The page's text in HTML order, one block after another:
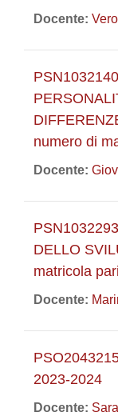
Docente:
numero di
Docente:
DELLO
matricola
Docente:
2023-2024
Docente: